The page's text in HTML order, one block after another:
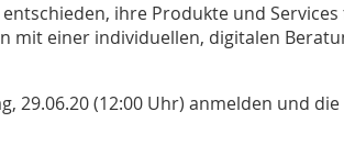
ihre Produkte und
mit einer individuellen, digitalen
29.06.20 (12:00 Uhr) anmelden und